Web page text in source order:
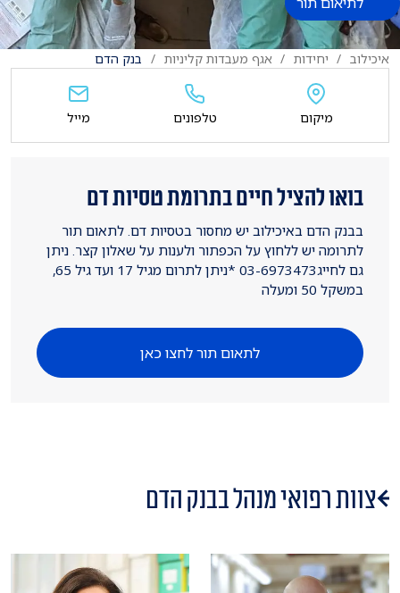
איכילוב יחידות אגף מעבדות קליניות בנק הדם
בואו להציל חיים בתרומת טסיות דם
בבנק הדם באיכילוב יש מחסור בטסיות דם. לתאום תור
לתרומה יש ללחוץ על הכפתור ולענות על שאלון קצר. ניתן
גם לחייג03-6973473 *ניתן לתרום מגיל 17 ועד גיל 65,
במשקל 50 ומעלה
לתאום תור לחצו כאן
צוות רפואי מנהל בבנק הדם
מיקום טלפונים מייל